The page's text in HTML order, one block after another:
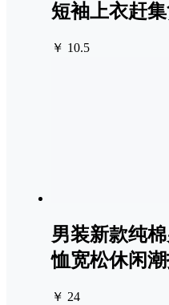
短袖上衣赶
￥ 10.5
男装新款纯
恤宽松休闲
￥ 24